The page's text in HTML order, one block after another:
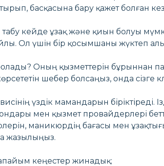
басқасына бару қажет болған
кейде ұзақ және қиын болуы
Ол үшін бір қосымшаны жүктеп
Оның қызметтерін бұрыннан
шебер болсаңыз, онда сізге
үздік мамандарын біріктіреді.
мен қызмет провайдерлері
маникюрдің бағасы мен
жазылыңыз.
кеңестер жинадық: